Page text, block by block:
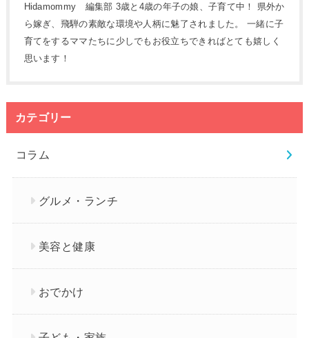
Hidamommy 編集部 3歳と4歳の年子の娘、子育て中！ 県外か
ら嫁ぎ、飛騨の素敵な環境や人柄に魅了されました。 一緒に子
育てをするママたちに少しでもお役立ちできればとても嬉しく
思います！
カテゴリー
コラム
グルメ・ランチ
美容と健康
おでかけ